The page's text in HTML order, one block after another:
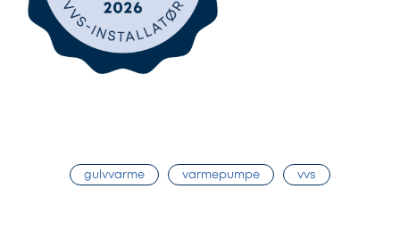
gulvvarme varmepumpe vvs